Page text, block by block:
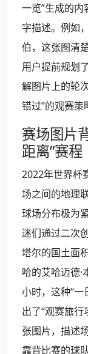
一览”生成的
字描述。例如
伯，这张图清
用户提前规划
解图片上的轮
错过”的观赛策
赛场图片
距离”赛程
2022年世界杯
场之间的地理
球场分布极为
迷们通过二次
塔尔的国土面
哈的艾哈迈德·
小时，这种“一
出了“观赛旅
张图片，描述
靠背比赛的球